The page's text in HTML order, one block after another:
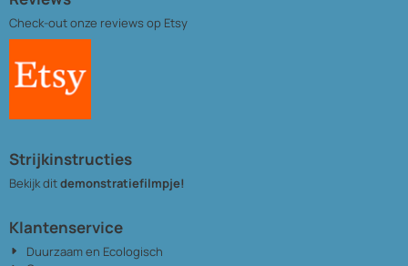
Check-out onze reviewsop Etsy
Strijkinstructies
Bekijk ditdemonstratiefilmpje!
Klantenservice
Duurzaam en Ecologisch